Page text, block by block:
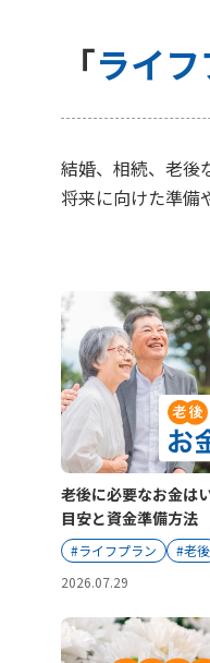
「ライ
結婚、相続、老後
将来に向けた準備
老後に必要なお金は
目安と資金準備方法
#ライフプラン #老後
2026.07.29